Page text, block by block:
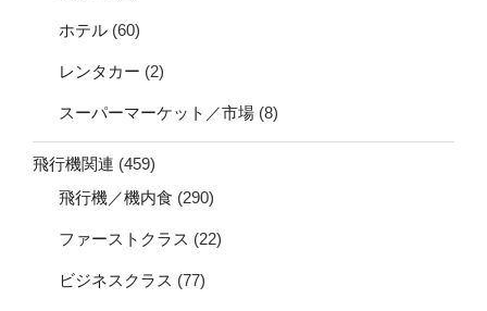
ホテル (60)
レンタカー (2)
スーパーマーケット／市場 (8)
飛行機関連 (459)
飛行機／機内食 (290)
ファーストクラス (22)
ビジネスクラス (77)